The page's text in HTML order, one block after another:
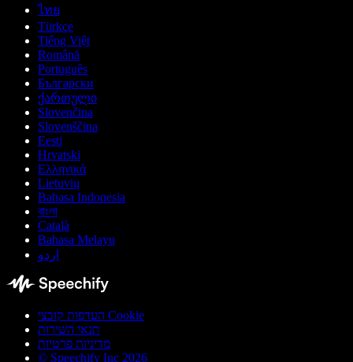
ไทย
Türkçe
Tiếng Việt
Română
Português
Български
ქართული
Slovenčina
Slovenščina
Eesti
Hrvatski
Ελληνικά
Lietuvių
Bahasa Indonesia
বাংলা
Català
Bahasa Melayu
اردو
העדפות קובצי Cookie
תנאי השירות
מדיניות פרטיות
© Speechify Inc 2026